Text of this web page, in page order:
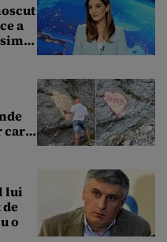
a
care
lui
o